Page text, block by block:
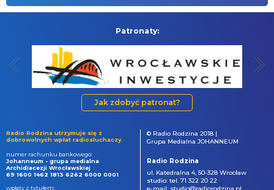
Patronaty:
Jak zdobyć patronat?
Radio Rodzina utrzymuje się z
dobrowolnych wpłat radiosłuchaczy.
numer rachunku bankowego:
Johanneum - grupa medialna
Archidiecezji Wrocławskiej
69 1600 1462 1813 6262 6000 0001
wpłaty z tytułem:
© Radio Rodzina 2018 |
Grupa Medialna JOHANNEUM
Radio Rodzina
ul. Katedralna 4, 50-328 Wrocław
studio: tel. 71 322 20 22
e-mail: studio@radiorodzina.pl